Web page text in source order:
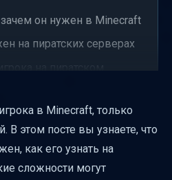
зачем он нужен в Minecraft
на пиратских серверах
на пиратском
инструкция
его правильно
ошибки и как их
в Minecraft, только
В этом посте вы узнаете, что
как его узнать на
сложности могут